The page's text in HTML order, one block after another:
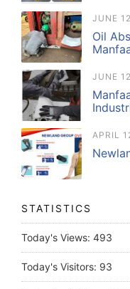
JUNE
Oil
JUNE
APRIL
STATISTICS
Today's Views: 493
Today's Visitors: 93